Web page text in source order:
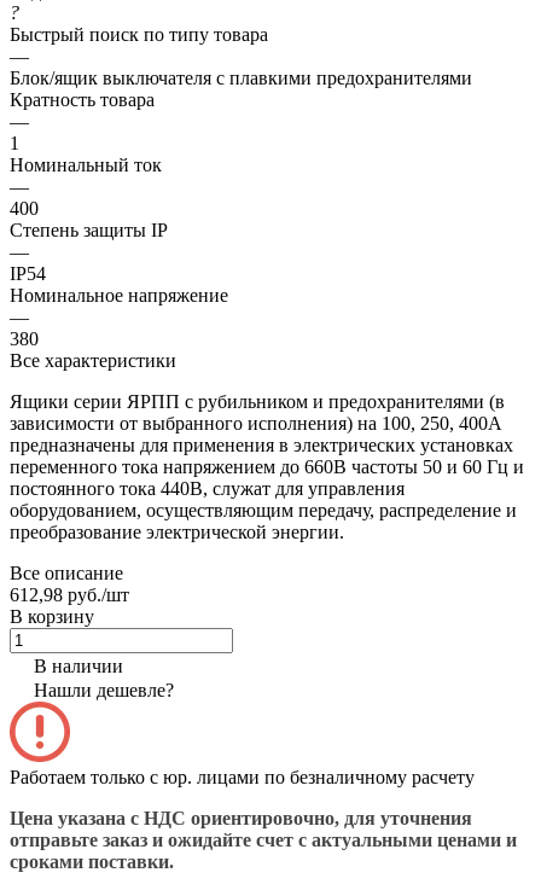
?
Быстрый поиск по типу товара
—
Блок/ящик выключателя с плавкими предохранителями
Кратность товара
—
1
Номинальный ток
—
400
Степень защиты IP
—
IP54
Номинальное напряжение
—
380
Все характеристики
Ящики серии ЯРПП с рубильником и предохранителями (в
зависимости от выбранного исполнения) на 100, 250, 400А
предназначены для применения в электрических установках
переменного тока напряжением до 660В частоты 50 и 60 Гц и
постоянного тока 440В, служат для управления
оборудованием, осуществляющим передачу, распределение и
преобразование электрической энергии.
Все описание
612,98 руб./шт
В корзину
В наличии
Нашли дешевле?
Работаем только с юр. лицами по безналичному расчету
Цена указана с НДС ориентировочно, для уточнения
отправьте заказ и ожидайте счет с актуальными ценами и
сроками поставки.